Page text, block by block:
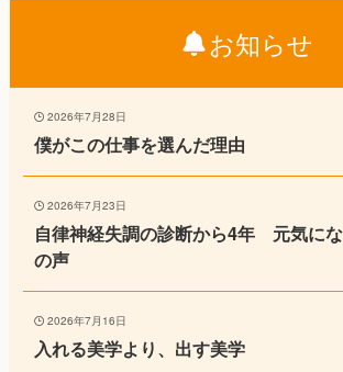
お知らせ
2026年7月28日
僕がこの仕事を選んだ理由
2026年7月23日
自律神経失調の診断から4年 元気に
の声
2026年7月16日
入れる美学より、出す美学